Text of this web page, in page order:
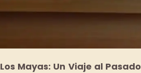
Los Mayas: Un Viaje al Pasado